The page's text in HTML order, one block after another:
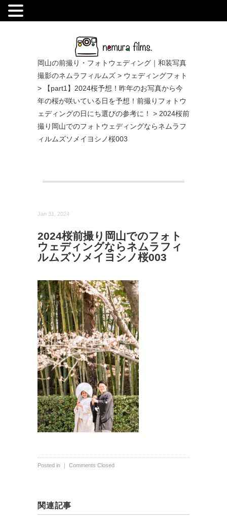
岡山の前撮り・フォトウェディング｜和装写真
撮影のネムラフィルムズ > ウェディングフォト
>
【part1】2024桜予想！昨年のお写真から今
年の桜が咲いている日を予想！前撮りフォトウ
ェディングの日にち選びの参考に！
> 2024桜前
撮り岡山でのフォトウェディングならネムラフ
ィルムズソメイヨシノ桜003
Jan 31, 2024
2024桜前撮り岡山でのフォト
ウェディングならネムラフィ
ルムズソメイヨシノ桜003
Posted in ｜ Comments Closed
関連記事